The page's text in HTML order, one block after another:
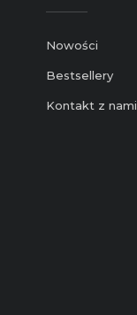
Nowości
Bestsellery
Kontakt z nami